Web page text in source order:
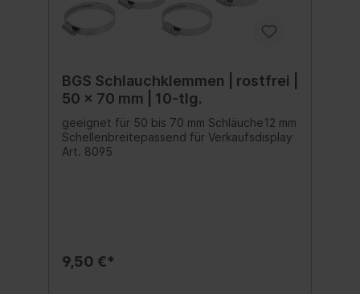
BGS Schlauchklemmen | rostfrei |
50 x 70 mm | 10-tlg.
geeignet für 50 bis 70 mm Schläuche12 mm
Schellenbreitepassend für Verkaufsdisplay
Art. 8095
9,50 €*